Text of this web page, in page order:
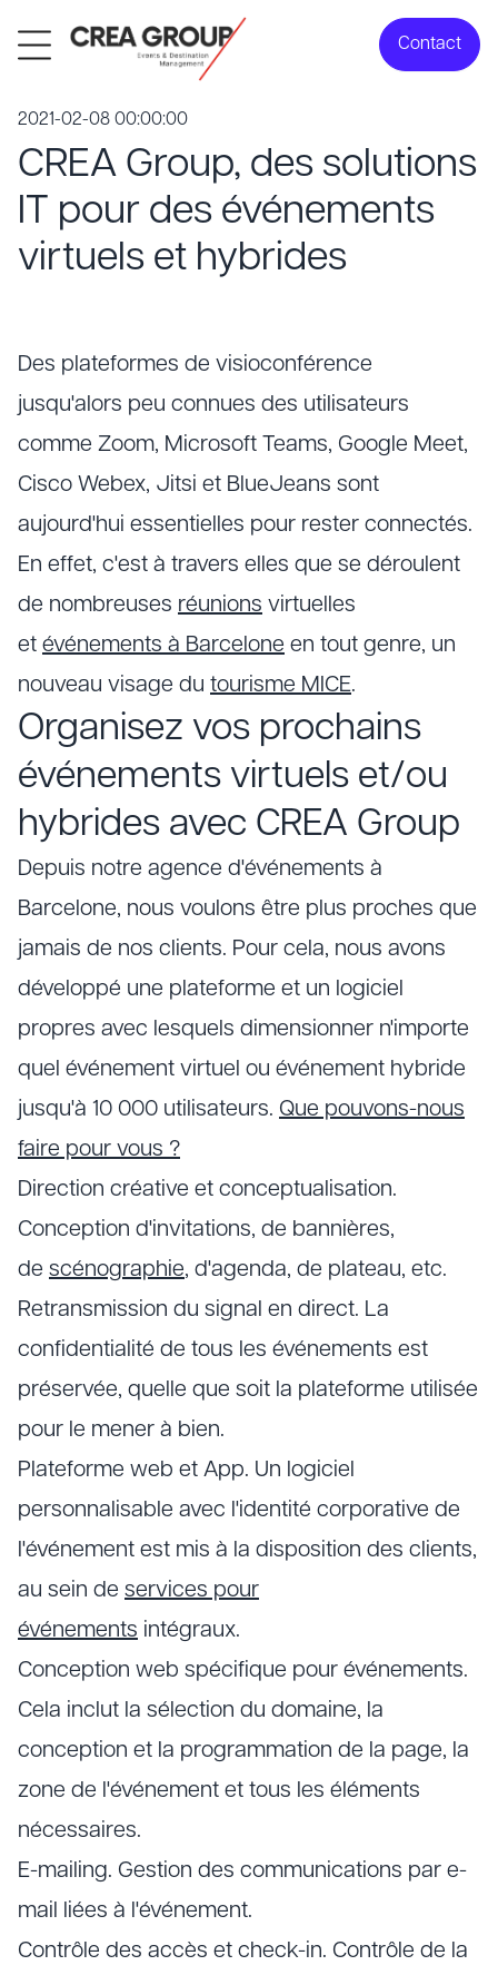
Contact
2021-02-08 00:00:00
CREA Group, des solutions
IT pour des événements
virtuels et hybrides
Des plateformes de visioconférence
jusqu'alors peu connues des utilisateurs
comme Zoom, Microsoft Teams, Google Meet,
Cisco Webex, Jitsi et BlueJeans sont
aujourd'hui essentielles pour rester connectés.
En effet, c'est à travers elles que se déroulent
de nombreuses réunions virtuelles
et événements à Barcelone en tout genre, un
nouveau visage du tourisme MICE.
Organisez vos prochains
événements virtuels et/ou
hybrides avec CREA Group
Depuis notre agence d'événements à
Barcelone, nous voulons être plus proches que
jamais de nos clients. Pour cela, nous avons
développé une plateforme et un logiciel
propres avec lesquels dimensionner n'importe
quel événement virtuel ou événement hybride
jusqu'à 10 000 utilisateurs. Que pouvons-nous
faire pour vous ?
Direction créative et conceptualisation.
Conception d'invitations, de bannières,
de scénographie, d'agenda, de plateau, etc.
Retransmission du signal en direct. La
confidentialité de tous les événements est
préservée, quelle que soit la plateforme utilisée
pour le mener à bien.
Plateforme web et App. Un logiciel
personnalisable avec l'identité corporative de
l'événement est mis à la disposition des clients,
au sein de services pour
événements intégraux.
Conception web spécifique pour événements.
Cela inclut la sélection du domaine, la
conception et la programmation de la page, la
zone de l'événement et tous les éléments
nécessaires.
E-mailing. Gestion des communications par e-
mail liées à l'événement.
Contrôle des accès et check-in. Contrôle de la